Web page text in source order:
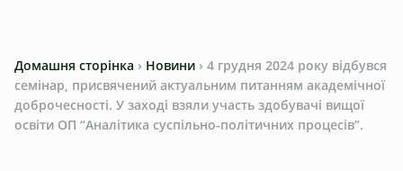
Домашня сторінка › Новини › 4 грудня 2024 року відбувся
семінар, присвячений актуальним питанням академічної
доброчесності. У заході взяли участь здобувачі вищої
освіти ОП “Аналітика суспільно-політичних процесів”.